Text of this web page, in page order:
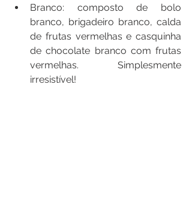
Branco: composto de bolo
branco, brigadeiro branco, calda
de frutas vermelhas e casquinha
de chocolate branco com frutas
vermelhas. Simplesmente
irresistível!